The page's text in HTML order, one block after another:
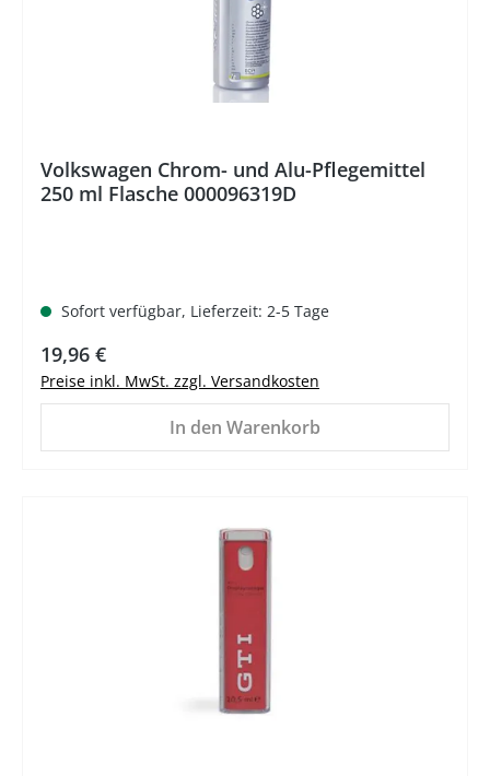
Volkswagen Chrom- und Alu-Pflegemittel
250 ml Flasche 000096319D
Sofort verfügbar, Lieferzeit: 2-5 Tage
Regulärer Preis:
19,96 €
Preise inkl. MwSt. zzgl. Versandkosten
In den Warenkorb